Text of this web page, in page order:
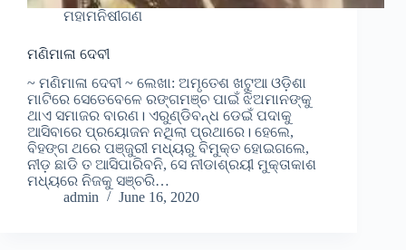
ମହାମନିଷୀଗଣ
ମଣିମାଳା ଦେବୀ
~ ମଣିମାଳା ଦେବୀ ~ ଲେଖା: ଅମୃତେଶ ଖଟୁଆ ଓଡ଼ିଶା
ମାଟିରେ ସେତେବେଳେ ରଙ୍ଗମଞ୍ଚ ପାଇଁ ଝିଅମାନଙ୍କୁ
ଥାଏ ସମାଜର ବାରଣ। ଏରୁଣ୍ଡିବନ୍ଧ ଡେଇଁ ପଦାକୁ
ଆସିବାରେ ପ୍ରୟୋଜନ ନଥିଲା ପ୍ରଥାରେ। ହେଲେ,
ବିହଙ୍ଗ ଥରେ ପଞ୍ଜୁରୀ ମଧ୍ୟରୁ ବିମୁକ୍ତ ହୋଇଗଲେ,
ନୀଡ଼ ଛାଡି ତ ଆସିପାରିବନି, ସେ ନୀଡାଶ୍ରୟୀ ମୁକ୍ତାକାଶ
ମଧ୍ୟରେ ନିଜକୁ ସଞ୍ଚରି…
admin
June 16, 2020